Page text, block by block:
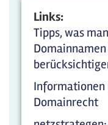
Links:
Tipps, was
Informationen
Domainrecht